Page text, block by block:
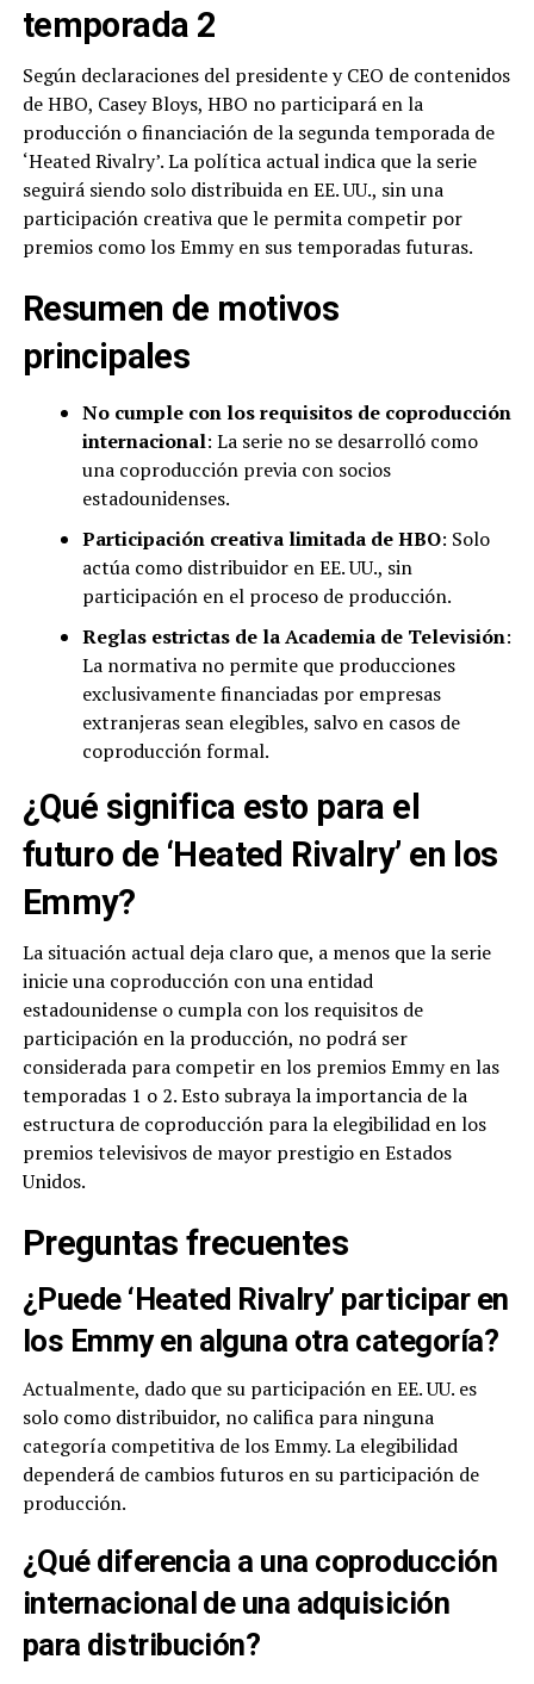
temporada 2
Según declaraciones del presidente y CEO de contenidos
de HBO, Casey Bloys, HBO no participará en la
producción o financiación de la segunda temporada de
‘Heated Rivalry’. La política actual indica que la serie
seguirá siendo solo distribuida en EE. UU., sin una
participación creativa que le permita competir por
premios como los Emmy en sus temporadas futuras.
Resumen de motivos
principales
No cumple con los requisitos de coproducción
internacional: La serie no se desarrolló como
una coproducción previa con socios
estadounidenses.
Participación creativa limitada de HBO: Solo
actúa como distribuidor en EE. UU., sin
participación en el proceso de producción.
Reglas estrictas de la Academia de Televisión:
La normativa no permite que producciones
exclusivamente financiadas por empresas
extranjeras sean elegibles, salvo en casos de
coproducción formal.
¿Qué significa esto para el
futuro de ‘Heated Rivalry’ en los
Emmy?
La situación actual deja claro que, a menos que la serie
inicie una coproducción con una entidad
estadounidense o cumpla con los requisitos de
participación en la producción, no podrá ser
considerada para competir en los premios Emmy en las
temporadas 1 o 2. Esto subraya la importancia de la
estructura de coproducción para la elegibilidad en los
premios televisivos de mayor prestigio en Estados
Unidos.
Preguntas frecuentes
¿Puede ‘Heated Rivalry’ participar en
los Emmy en alguna otra categoría?
Actualmente, dado que su participación en EE. UU. es
solo como distribuidor, no califica para ninguna
categoría competitiva de los Emmy. La elegibilidad
dependerá de cambios futuros en su participación de
producción.
¿Qué diferencia a una coproducción
internacional de una adquisición
para distribución?